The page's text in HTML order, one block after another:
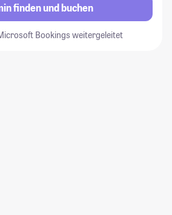
finden und buchen
Bookings weitergeleitet